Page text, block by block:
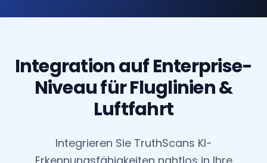
Integration auf Enterprise-
Niveau für Fluglinien &
Luftfahrt
Integrieren Sie TruthScans KI-